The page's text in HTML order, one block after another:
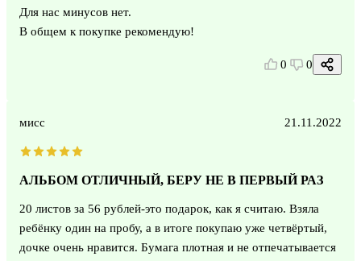
Для нас минусов нет.
В общем к покупке рекомендую!
0 0
мисс 21.11.2022
АЛЬБОМ ОТЛИЧНЫЙ, БЕРУ НЕ В ПЕРВЫЙ РАЗ
20 листов за 56 рублей-это подарок, как я считаю. Взяла
ребёнку один на пробу, а в итоге покупаю уже четвёртый,
дочке очень нравится. Бумага плотная и не отпечатывается